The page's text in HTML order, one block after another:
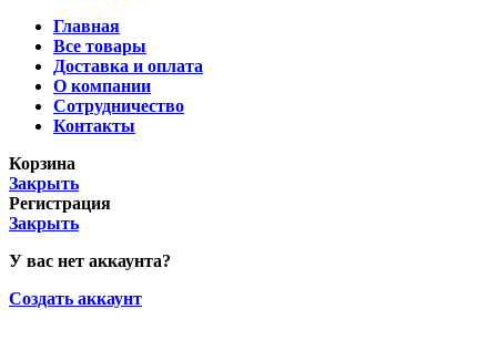
Главная
Все товары
Доставка и оплата
О компании
Сотрудничество
Контакты
Корзина
Закрыть
Регистрация
Закрыть
У вас нет аккаунта?
Создать аккаунт